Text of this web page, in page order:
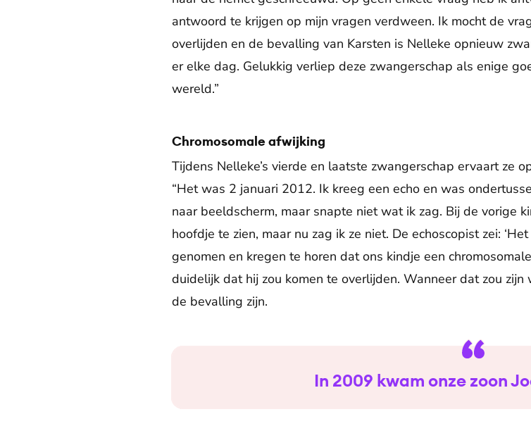
antwoord te krijgen op mijn vragen verdween. Ik mocht de
overlijden en de bevalling van Karsten is Nelleke opnieuw
er elke dag. Gelukkig verliep deze zwangerschap als enige
wereld.”
Chromosomale afwijking
Tijdens Nelleke’s vierde en laatste zwangerschap ervaart ze
“Het was 2 januari 2012. Ik kreeg een echo en was
naar beeldscherm, maar snapte niet wat ik zag. Bij de vorige
hoofdje te zien, maar nu zag ik ze niet. De echoscopist zei:
genomen en kregen te horen dat ons kindje een
duidelijk dat hij zou komen te overlijden. Wanneer dat zou
de bevalling zijn.
In 2009 kwam onze zoon